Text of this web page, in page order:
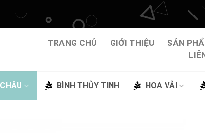
TRANG CHỦ GIỚI THIỆU SẢN
CHẬU BÌNH THỦY TINH HOA VẢI